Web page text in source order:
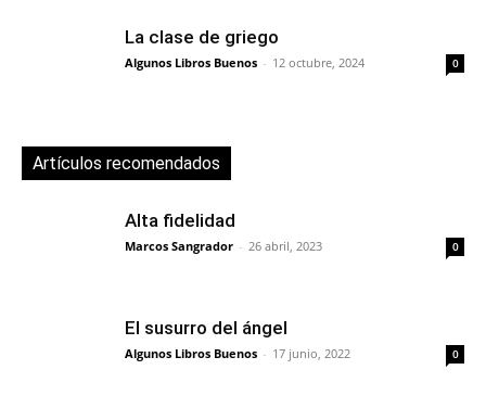
La clase de griego
Algunos Libros Buenos - 12 octubre, 2024 0
Artículos recomendados
Alta fidelidad
Marcos Sangrador - 26 abril, 2023 0
El susurro del ángel
Algunos Libros Buenos - 17 junio, 2022 0